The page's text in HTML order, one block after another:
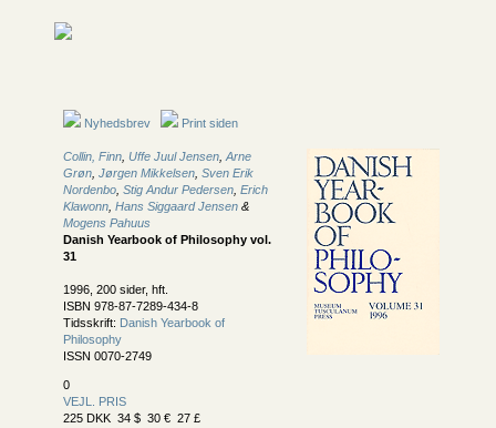
Nyhedsbrev Print siden
Collin, Finn Uffe Juul Jensen Arne
Grøn Jørgen Mikkelsen Sven Erik
Nordenbo Stig Andur Pedersen Erich
Klawonn Hans Siggaard Jensen &
Mogens Pahuus
Danish Yearbook of Philosophy vol.
31
1996, 200 sider, hft.
ISBN 978-87-7289-434-8
Tidsskrift: Danish Yearbook of
Philosophy
ISSN 0070-2749
0
VEJL. PRIS
225 DKK 34 $ 30 € 27 £